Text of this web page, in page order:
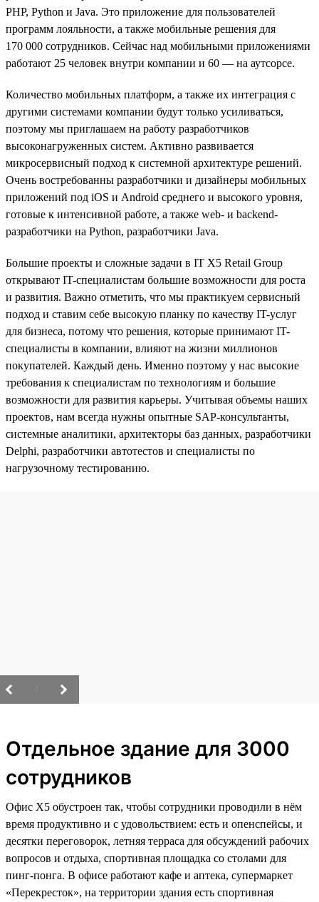
PHP, Python и Java. Это приложение для пользователей
программ лояльности, а также мобильные решения для
170 000 сотрудников. Сейчас над мобильными приложениями
работают 25 человек внутри компании и 60 — на аутсорсе.
Количество мобильных платформ, а также их интеграция с
другими системами компании будут только усиливаться,
поэтому мы приглашаем на работу разработчиков
высоконагруженных систем. Активно развивается
микросервисный подход к системной архитектуре решений.
Очень востребованны разработчики и дизайнеры мобильных
приложений под iOS и Android среднего и высокого уровня,
готовые к интенсивной работе, а также web- и backend-
разработчики на Python, разработчики Java.
Большие проекты и сложные задачи в IT X5 Retail Group
открывают IT-специалистам большие возможности для роста
и развития. Важно отметить, что мы практикуем сервисный
подход и ставим себе высокую планку по качеству IT-услуг
для бизнеса, потому что решения, которые принимают IT-
специалисты в компании, влияют на жизни миллионов
покупателей. Каждый день. Именно поэтому у нас высокие
требования к специалистам по технологиям и большие
возможности для развития карьеры. Учитывая объемы наших
проектов, нам всегда нужны опытные SAP-консультанты,
системные аналитики, архитекторы баз данных, разработчики
Delphi, разработчики автотестов и специалисты по
нагрузочному тестированию.
Отдельное здание для 3000
сотрудников
Офис X5 обустроен так, чтобы сотрудники проводили в нём
время продуктивно и с удовольствием: есть и опенспейсы, и
десятки переговорок, летняя терраса для обсуждений рабочих
вопросов и отдыха, спортивная площадка со столами для
пинг-понга. В офисе работают кафе и аптека, супермаркет
«Перекресток», на территории здания есть спортивная